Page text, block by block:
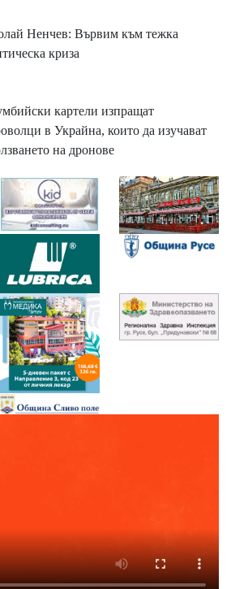
Ненчев: Вървим към тежка
криза
картели изпращат
в Украйна, които да изучават
на дронове